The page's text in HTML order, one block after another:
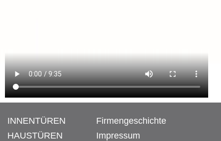
INNENTÜREN
HAUSTÜREN
Firmengeschichte
Impressum